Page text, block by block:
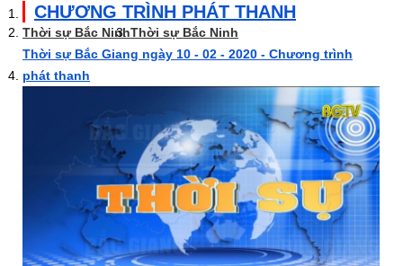
CHƯƠNG TRÌNH PHÁT THANH
Thời sự Bắc NinhThời sự Bắc Ninh
Thời sự Bắc Giang ngày 10 - 02 - 2020 - Chương trình
phát thanh